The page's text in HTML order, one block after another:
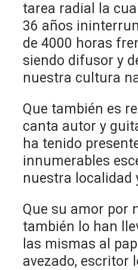
tarea radial la
36 años
de 4000 horas
siendo difusor y
nuestra cultura
Que también es
canta autor y
ha tenido
innumerables
nuestra localidad
Que su amor por
también lo han
las mismas al
avezado, escritor